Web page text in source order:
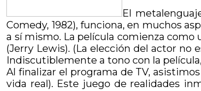
El
Comedy, 1982), funciona, en muchos
a sí mismo. La película comienza
(Jerry Lewis). (La elección del actor no
Indiscutiblemente a tono con la
Al finalizar el programa de TV,
vida real). Este juego de realidades